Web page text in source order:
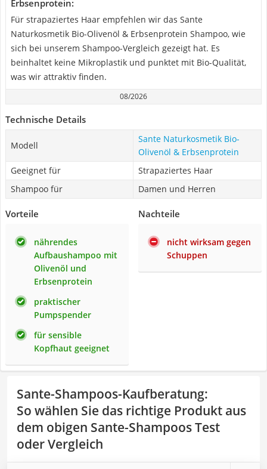
Erbsenprotein:
Für strapaziertes Haar empfehlen wir das Sante
Naturkosmetik Bio-Olivenöl & Erbsenprotein Shampoo, wie
sich bei unserem Shampoo-Vergleich gezeigt hat. Es
beinhaltet keine Mikroplastik und punktet mit Bio-Qualität,
was wir attraktiv finden.
08/2026
Technische Details
Modell
Sante Naturkosmetik Bio-
Olivenöl & Erbsenprotein
Geeignet für
Strapaziertes Haar
Shampoo für
Damen und Herren
Vorteile
nährendes
Aufbaushampoo mit
Olivenöl und
Erbsenprotein
praktischer
Pumpspender
für sensible
Kopfhaut geeignet
Nachteile
nicht wirksam gegen
Schuppen
Sante-Shampoos-Kaufberatung:
So wählen Sie das richtige Produkt aus
dem obigen Sante-Shampoos Test
oder Vergleich